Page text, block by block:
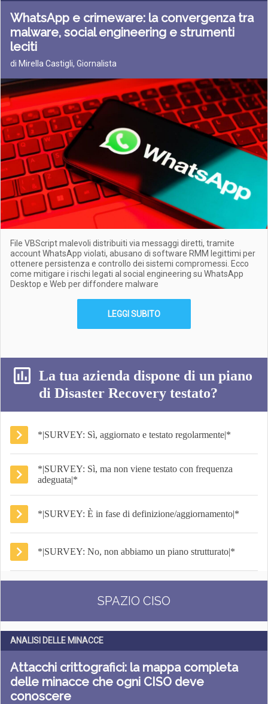
WhatsApp e crimeware: la convergenza tra
malware, social engineering e strumenti
leciti
di Mirella Castigli, Giornalista
File VBScript malevoli distribuiti via messaggi diretti, tramite
account WhatsApp violati, abusano di software RMM legittimi per
ottenere persistenza e controllo dei sistemi compromessi. Ecco
come mitigare i rischi legati al social engineering su WhatsApp
Desktop e Web per diffondere malware
LEGGI SUBITO
La tua azienda dispone di un piano
di Disaster Recovery testato?
*|SURVEY: Sì, aggiornato e testato regolarmente|*
*|SURVEY: Sì, ma non viene testato con frequenza
adeguata|*
*|SURVEY: È in fase di definizione/aggiornamento|*
*|SURVEY: No, non abbiamo un piano strutturato|*
SPAZIO CISO
ANALISI DELLE MINACCE
Attacchi crittografici: la mappa completa
delle minacce che ogni CISO deve
conoscere